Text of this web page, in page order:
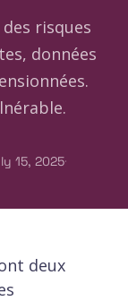
risques
données
15, 2025·
deux